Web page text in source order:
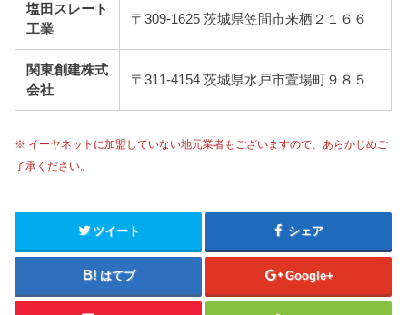
塩田スレート
工業
〒309-1625 茨城県笠間市来栖２１６６
関東創建株式
会社
〒311-4154 茨城県水戸市萱場町９８５
※ イーヤネットに加盟していない地元業者もございますので、あらかじめご
了承ください。
ツイート シェア
はてブ Google+